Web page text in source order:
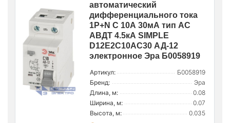
автоматический
дифференциального тока
1P+N C 10А 30мА тип АС
АВДТ 4.5кА SIMPLE
D12E2C10AC30 АД-12
электронное Эра Б0058919
Артикул:
Б0058919
Бренд:
Эра
Длина, м:
0.08
Ширина, м:
0.07
Высота, м:
0.035